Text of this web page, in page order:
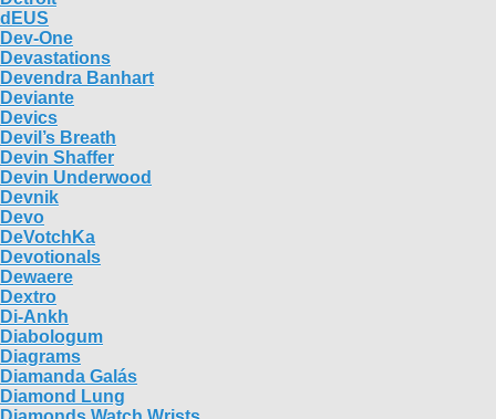
dEUS
Dev-One
Devastations
Devendra Banhart
Deviante
Devics
Devil’s Breath
Devin Shaffer
Devin Underwood
Devnik
Devo
DeVotchKa
Devotionals
Dewaere
Dextro
Di-Ankh
Diabologum
Diagrams
Diamanda Galás
Diamond Lung